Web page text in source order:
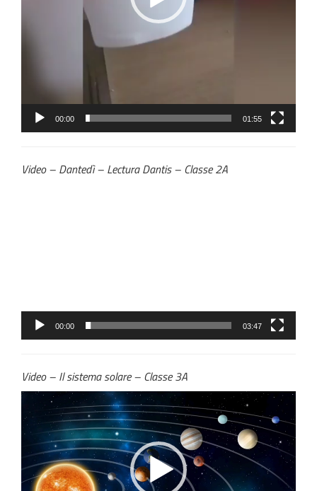
00:00 01:55
Video – Dantedì – Lectura Dantis – Classe 2A
00:00 03:47
Video – Il sistema solare – Classe 3A
Video
Player